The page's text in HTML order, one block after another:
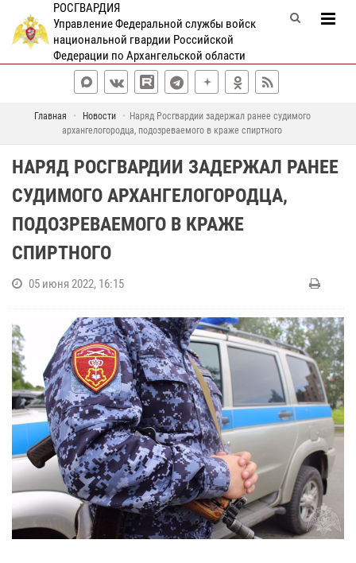
РОСГВАРДИЯ
Управление Федеральной службы войск
национальной гвардии Российской
Федерации по Архангельской области
Главная Новости
Наряд Росгвардии задержал ранее судимого
архангелогородца, подозреваемого в краже спиртного
НАРЯД РОСГВАРДИИ ЗАДЕРЖАЛ РАНЕЕ
СУДИМОГО АРХАНГЕЛОГОРОДЦА,
ПОДОЗРЕВАЕМОГО В КРАЖЕ
СПИРТНОГО
05 июня 2022, 16:15